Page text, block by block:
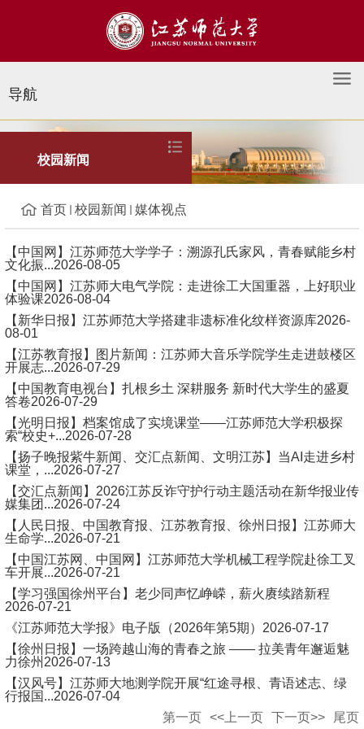
导航
媒体视点
校园新闻
首页 校园新闻 媒体视点
【中国网】江苏师范大学学子：溯源孔氏家风，青春赋能乡村
文化振...2026-08-05
【中国网】江苏师大电气学院：走进徐工大国重器，上好职业
体验课2026-08-04
【新华日报】江苏师范大学搭建非遗标准化纹样资源库2026-
08-01
【江苏教育报】图片新闻：江苏师大音乐学院学生走进鼓楼区
开展志...2026-07-29
【中国教育电视台】扎根乡土 深耕服务 新时代大学生的盛夏
答卷2026-07-29
【光明日报】档案馆成了实境课堂——江苏师范大学积极探
索“校史+...2026-07-28
【扬子晚报紫牛新闻、交汇点新闻、文明江苏】当AI走进乡村
课堂，...2026-07-27
【交汇点新闻】2026江苏反诈守护行动主题活动在新华报业传
媒集团...2026-07-24
【人民日报、中国教育报、江苏教育报、徐州日报】江苏师大
生命学...2026-07-21
【中国江苏网、中国网】江苏师范大学机械工程学院赴徐工叉
车开展...2026-07-21
【学习强国徐州平台】老少同声忆峥嵘，薪火赓续踏新程
2026-07-21
《江苏师范大学报》电子版（2026年第5期） 2026-07-17
【徐州日报】一场跨越山海的青春之旅 —— 拉美青年邂逅魅
力徐州2026-07-13
【汉风号】江苏师大地测学院开展“红途寻根、青语述志、绿
行报国...2026-07-04
第一页
<<上一页 下一页>> 尾页